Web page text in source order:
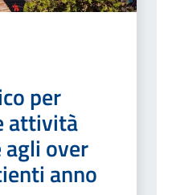
per
attività
over
anno